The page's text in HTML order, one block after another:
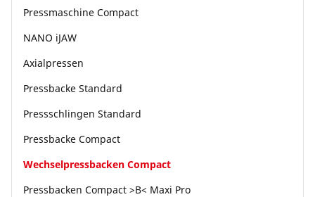
Unternehmen und Karriere
Pressmaschine Compact
NANO iJAW
Axialpressen
Pressbacke Standard
Pressschlingen Standard
Pressbacke Compact
Wechselpressbacken Compact
Pressbacken Compact >B< Maxi Pro